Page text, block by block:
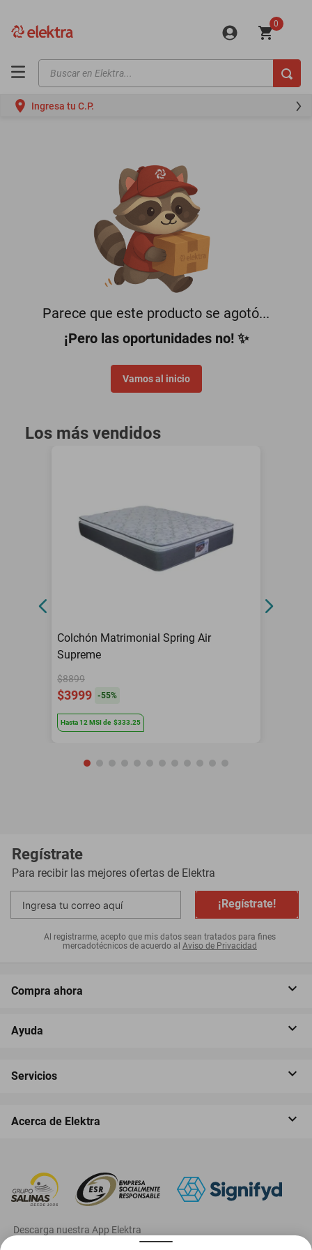
0
Buscar en Elektra...
Ingresa tu C.P.
Parece que este producto se agotó...
¡Pero las oportunidades no! ✨
Vamos al inicio
Los más vendidos
Colchón Matrimonial Spring Air
Supreme
$8899
$3999 -55%
Hasta12 MSIde $333.25
Regístrate
Para recibir las mejores ofertas de Elektra
¡Regístrate!
Al registrarme, acepto que mis datos sean tratados para fines
mercadotécnicos de acuerdo al Aviso de Privacidad
Compra ahora
Ayuda
Servicios
Acerca de Elektra
‎ Descarga nuestra App Elektra
motos
oppo
motoneta